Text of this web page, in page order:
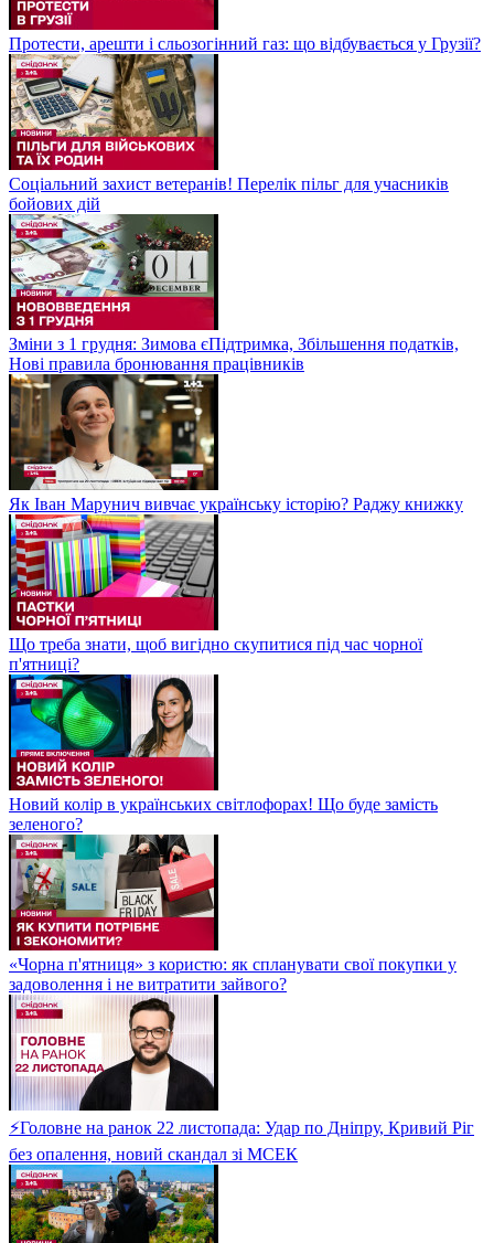
Протести, арешти і сльозогінний газ: що відбувається у Грузії?
Соціальний захист ветеранів! Перелік пільг для учасників
бойових дій
Зміни з 1 грудня: Зимова єПідтримка, Збільшення податків,
Нові правила бронювання працівників
Як Іван Марунич вивчає українську історію? Раджу книжку
Що треба знати, щоб вигідно скупитися під час чорної
п'ятниці?
Новий колір в українських світлофорах! Що буде замість
зеленого?
«Чорна п'ятниця» з користю: як спланувати свої покупки у
задоволення і не витратити зайвого?
⚡Головне на ранок 22 листопада: Удар по Дніпру, Кривий Ріг
без опалення, новий скандал зі МСЕК